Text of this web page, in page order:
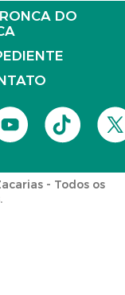
DO
- Todos os